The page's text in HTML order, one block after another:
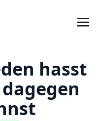
hasst